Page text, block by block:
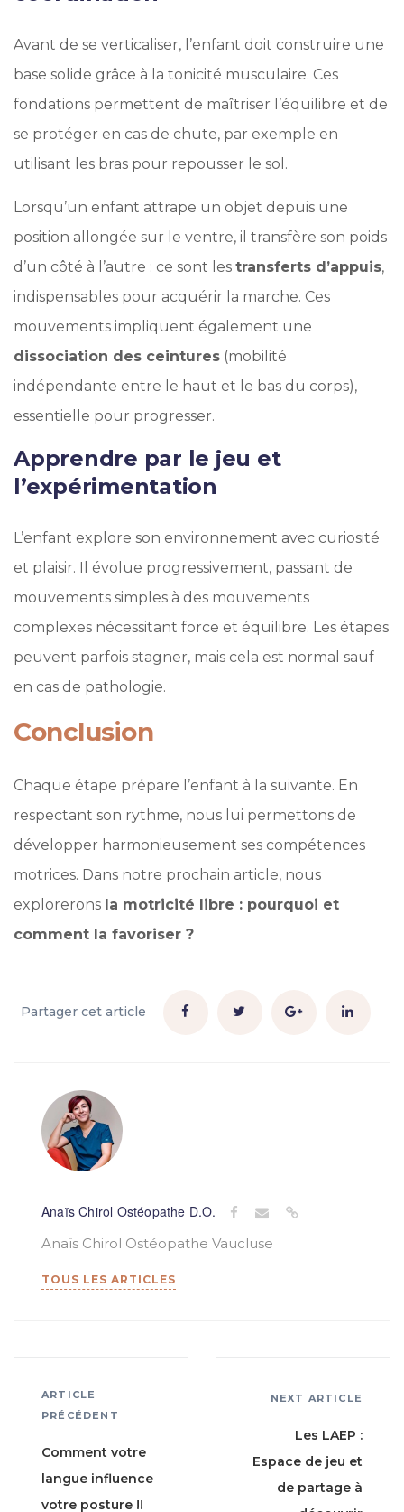
Avant de se verticaliser, l’enfant doit construire une
base solide grâce à la tonicité musculaire. Ces
fondations permettent de maîtriser l’équilibre et de
se protéger en cas de chute, par exemple en
utilisant les bras pour repousser le sol.
Lorsqu’un enfant attrape un objet depuis une
position allongée sur le ventre, il transfère son poids
d’un côté à l’autre : ce sont les transferts d’appuis,
indispensables pour acquérir la marche. Ces
mouvements impliquent également une
dissociation des ceintures (mobilité
indépendante entre le haut et le bas du corps),
essentielle pour progresser.
Apprendre par le jeu et
l’expérimentation
L’enfant explore son environnement avec curiosité
et plaisir. Il évolue progressivement, passant de
mouvements simples à des mouvements
complexes nécessitant force et équilibre. Les étapes
peuvent parfois stagner, mais cela est normal sauf
en cas de pathologie.
Conclusion
Chaque étape prépare l’enfant à la suivante. En
respectant son rythme, nous lui permettons de
développer harmonieusement ses compétences
motrices. Dans notre prochain article, nous
explorerons la motricité libre : pourquoi et
comment la favoriser ?
Partager cet article
Anaïs Chirol Ostéopathe D.O.
Anaïs Chirol Ostéopathe Vaucluse
TOUS LES ARTICLES
ARTICLE
PRÉCÉDENT
Comment votre
langue influence
votre posture !!
NEXT ARTICLE
Les LAEP :
Espace de jeu et
de partage à